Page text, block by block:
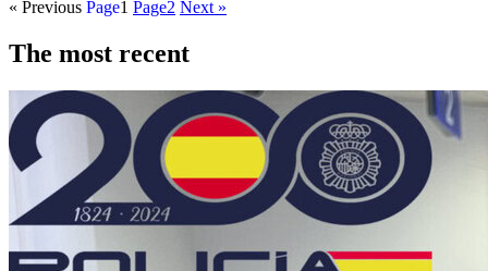
« Previous Page1 Page2 Next »
The most recent